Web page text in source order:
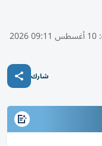
10 أغسطس 09:11 2026
شارك